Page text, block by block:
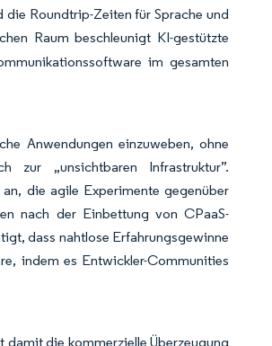
die Roundtrip-Zeiten für Sprache und
Raum beschleunigt KI-gestützte
im gesamten
Anwendungen einzuweben, ohne
zur „unsichtbaren Infrastruktur”.
die agile Experimente gegenüber
nach der Einbettung von CPaaS-
dass nahtlose Erfahrungsgewinne
indem es Entwickler-Communities
die kommerzielle Überzeugung